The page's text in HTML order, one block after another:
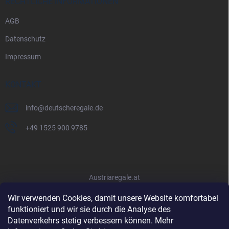
Wir verwenden Cookies, damit unsere Website komfortabel
funktioniert und wir sie durch die Analyse des
Datenverkehrs stetig verbessern können. Mehr
AGB
Datenschutz
Impressum
KONTAKT
info@deutscheregale.de
+49 1525 900 9785
Austriaregale.at